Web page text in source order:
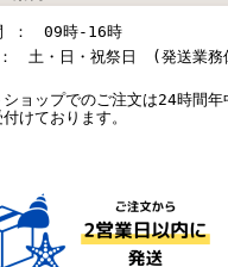
： 09時-16時
土・日・祝祭日 (発送業務
ョップでのご注文は24時間年
けております。